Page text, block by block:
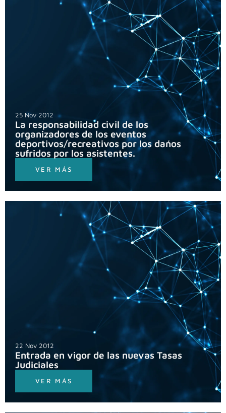
VER MÁS
La responsabilidad civil de los
organizadores de los eventos
deportivos/recreativos por los dańos
sufridos por los asistentes.
25 Nov 2012
VER MÁS
Entrada en vigor de las nuevas Tasas
Judiciales
22 Nov 2012